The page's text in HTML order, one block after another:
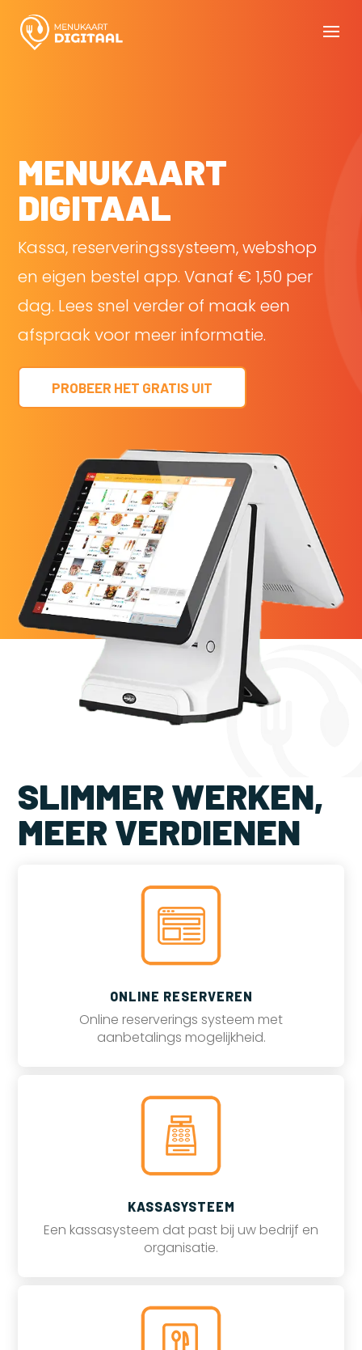
MENUKAART
DIGITAAL
Kassa, reserveringssysteem, webshop
en eigen bestel app. Vanaf € 1,50 per
dag. Lees snel verder of maak een
afspraak voor meer informatie.
PROBEER HET GRATIS UIT
SLIMMER WERKEN,
MEER VERDIENEN
ONLINE RESERVEREN
Online reserverings systeem met
aanbetalings mogelijkheid.
KASSASYSTEEM
Een kassasysteem dat past bij uw bedrijf en
organisatie.